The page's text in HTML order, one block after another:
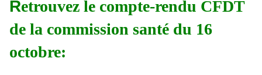
Retrouvez le compte-rendu CFDT
de la commission santé du 16
octobre: